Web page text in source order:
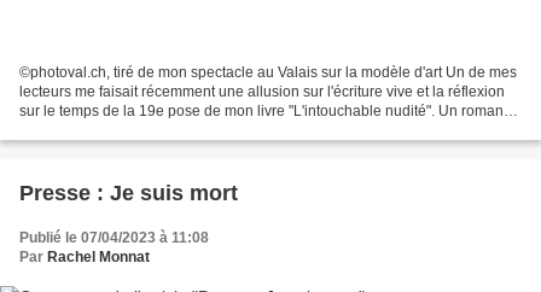
©photoval.ch, tiré de mon spectacle au Valais sur la modèle d'art Un de mes
lecteurs me faisait récemment une allusion sur l'écriture vive et la réflexion
sur le temps de la 19e pose de mon livre "L'intouchable nudité". Un roman
Presse : Je suis mort
Publié le 07/04/2023 à 11:08
Par Rachel Monnat